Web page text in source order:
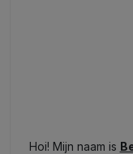
Hoi! Mijn naam is